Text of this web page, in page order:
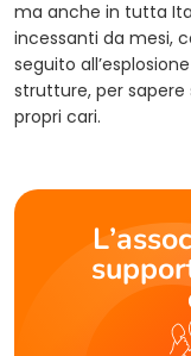
ma anche in tutta
incessanti da mesi,
seguito
strutture, per
propri cari.